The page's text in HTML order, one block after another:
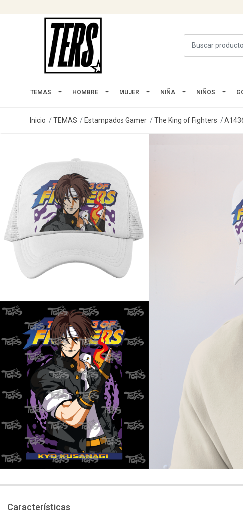
TEMAS HOMBRE MUJER NIÑA NIÑOS
Inicio TEMAS Estampados Gamer The King of Fighters
Características